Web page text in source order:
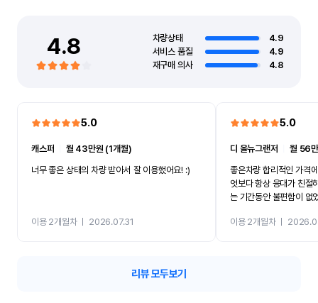
4.8 차량상태
4.9
서비스 품질
4.9
재구매 의사
4.8
5.0
캐스퍼
월 43만원 (1개월)
너무 좋은 상태의 차량 받아서 잘 이용했어요! :)
이용 2개월차ㅣ 2026.07.31
5.0
디 올뉴그랜저 ㅣ월 56
좋은차량 합리적인 가격
엇보다 항상 응대가 친절
는 기간동안 불편함이 없
카 렌트 고민없이 강추합
이용 2개월차ㅣ
리뷰 모두보기